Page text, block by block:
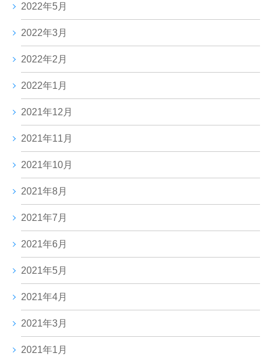
2022年5月
2022年3月
2022年2月
2022年1月
2021年12月
2021年11月
2021年10月
2021年8月
2021年7月
2021年6月
2021年5月
2021年4月
2021年3月
2021年1月